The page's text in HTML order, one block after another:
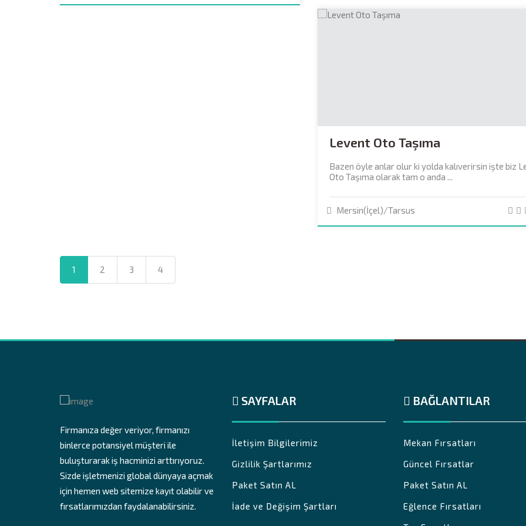
Levent Oto Taşıma
Bazen öyle anlar olur ki yolda kalıverirsin işte biz
Oto Taşıma olarak tam o anda ...
Mersin(İçel)/Tarsus
1 2 3 4
Firmanıza değer veriyor, firmanızı
binlerce potansiyel müşteri ile
buluşturarak iş hacminizi arttırıyoruz.
Sizde işletmenizi global dünyaya açmak
için hemen web sitemize kayıt olabilir ve
fırsatlarımızdan faydalanabilirsiniz.
SAYFALAR
İletişim Bilgilerimiz
Gizlilik Şartlarımız
Paket Satın AL
İade ve Değişim Şartları
BAĞLANTILAR
Mekan Fırsatları
Güncel Fırsatlar
Paket Satın AL
Eğlence Fırsatları